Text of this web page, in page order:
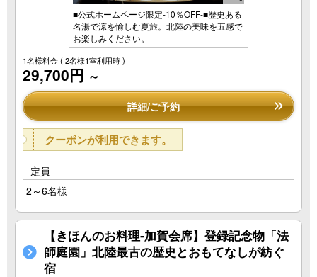
■公式ホームページ限定-10％OFF-■歴史ある
名湯で涼を愉しむ夏旅。北陸の美味を五感で
お楽しみください。
1名様料金( 2名様1室利用時 )
29,700円 ～
詳細/ご予約
クーポンが利用できます。
定員
2～6名様
【きほんのお料理‐加賀会席】登録記念物「法
師庭園」北陸最古の歴史とおもてなしが紡ぐ
宿